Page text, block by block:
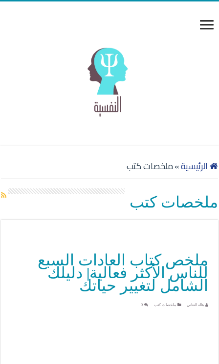
الرئيسية»ملخصات كتب
ملخصات كتب
ملخص كتاب العادات السبع
للناس الأكثر فعالية| دليلك
الشامل لتغيير حياتك
هاله العناني ملخصات كتب 0